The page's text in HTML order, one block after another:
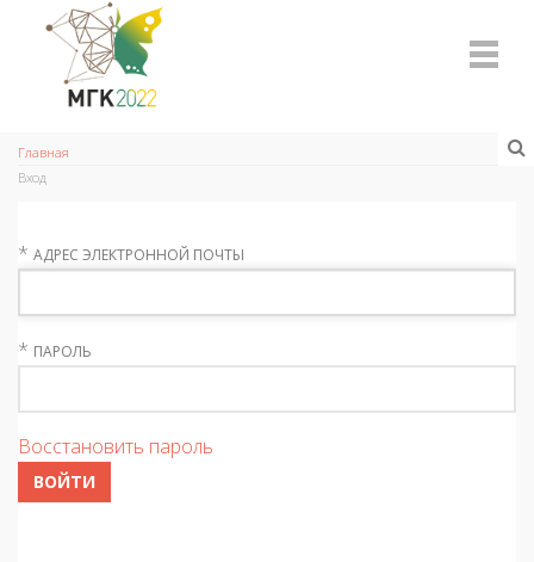
Главная
Вход
* АДРЕС ЭЛЕКТРОННОЙ ПОЧТЫ
* ПАРОЛЬ
Восстановить пароль
ВОЙТИ